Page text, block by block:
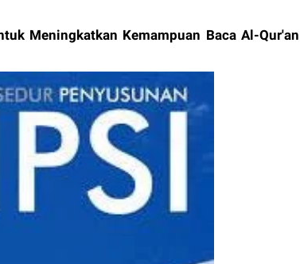
Meningkatkan Kemampuan Baca Al-Qur'an